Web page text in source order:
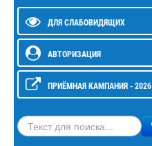
ДЛЯ СЛАБОВИДЯЩИХ
АВТОРИЗАЦИЯ
ПРИЁМНАЯ КАМПАНИЯ - 2026
Искать